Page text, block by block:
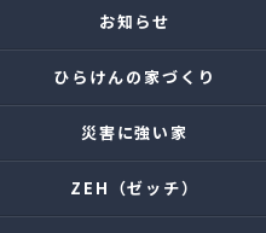
お知らせ
ひらけんの家づくり
災害に強い家
ZEH（ゼッチ）